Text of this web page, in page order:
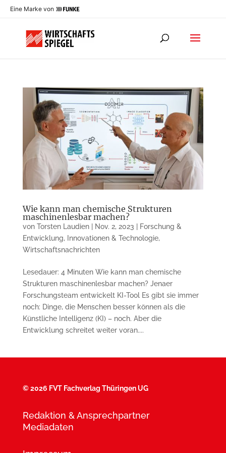
Eine Marke von
Wie kann man chemische Strukturen
maschinenlesbar machen?
von Torsten Laudien| Nov. 2, 2023 | Forschung &
Entwicklung, Innovationen & Technologie,
Wirtschaftsnachrichten
Lesedauer: 4 Minuten Wie kann man chemische
Strukturen maschinenlesbar machen? Jenaer
Forschungsteam entwickelt KI-Tool Es gibt sie immer
noch: Dinge, die Menschen besser können als die
Künstliche Intelligenz (KI) – noch. Aber die
Entwicklung schreitet weiter voran....
©2026 FVT Fachverlag Thüringen UG
Redaktion & Ansprechpartner
Mediadaten